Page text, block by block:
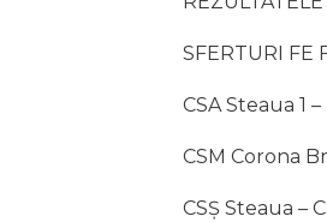
SFERTURI FE
CSA Steaua 1
CSM Corona
CSȘ Steaua –